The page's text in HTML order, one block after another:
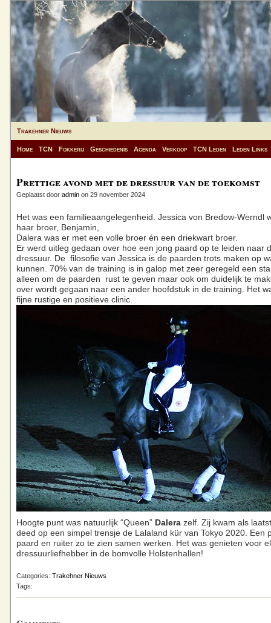
Trakehner Nieuws
Home TCN Fokkerij Geschiedenis Agenda Verkoop TCN Leden Leden Links
Prettige avond met de dressuur van de toekomst
Geplaatst door admin on 29 november 2024
Het was een familieaangelegenheid. Jessica von Bredow-Werndl
haar broer, Benjamin,
Dalera was er met een volle broer én een driekwart broer.
Er werd uitleg gedaan over hoe een jong paard op te leiden naar
dressuur. De filosofie van Jessica is de paarden trots maken op
kunnen. 70% van de training is in galop met zeer geregeld een
alleen om de paarden rust te geven maar ook om duidelijk te
over wordt gegaan naar een ander hoofdstuk in de training. Het
fijne rustige en positieve clinic.
Hoogte punt was natuurlijk “Queen” Dalera zelf. Zij kwam als
deed op een simpel trensje de Lalaland kür van Tokyo 2020. Een
paard en ruiter zo te zien samen werken. Het was genieten voor
dressuurliefhebber in de bomvolle Holstenhallen!
Categories: Trakehner Nieuws
Tags: